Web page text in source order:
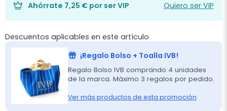
Ahórrate 7,25 € por ser VIP Quiero ser VIP
Descuentos aplicables en este artículo
¡Regalo Bolso + Toalla IVB!
Regalo Bolso IVB comprando 4 unidades
de la marca. Máximo 3 regalos por pedido.
Ver más productos de esta promoción